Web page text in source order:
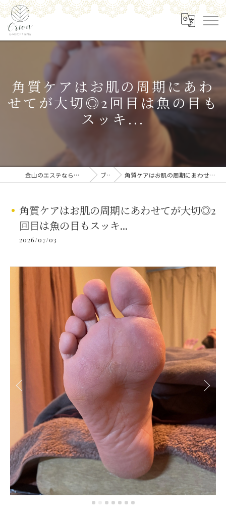
角質ケアはお肌の周期にあわ
せてが大切◎2回目は魚の目も
スッキ...
金山のエステなら足の角質ケア専門店 Orion ブログ 角質ケアはお肌の周期にあわせてが大切◎2回目は魚の目もスッキ...
角質ケアはお肌の周期にあわせてが大切◎2
回目は魚の目もスッキ...
2026/07/03